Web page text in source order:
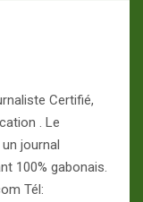
Certifié,
. Le
journal
100% gabonais.
Tél: